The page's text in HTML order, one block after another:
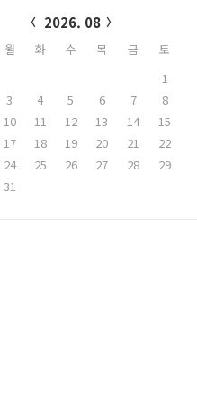
2026. 08
월 화 수 목 금
토
1
3 4 5 6 7
8
10 11 12 13 14
15
17 18 19 20 21
22
24 25 26 27 28
29
31